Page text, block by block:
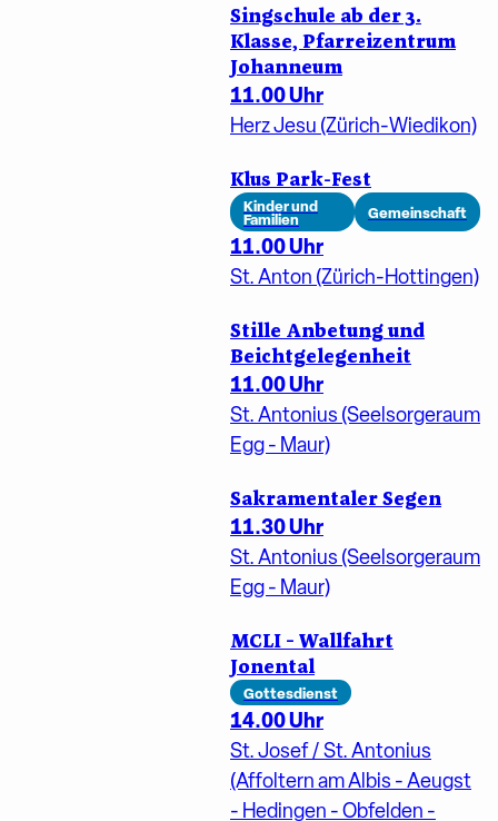
Singschule ab der 3.
Klasse, Pfarreizentrum
Johanneum
11.00 Uhr
Herz Jesu (Zürich-Wiedikon)
Klus Park-Fest
Kinder und
Familien Gemeinschaft
11.00 Uhr
St. Anton (Zürich-Hottingen)
Stille Anbetung und
Beichtgelegenheit
11.00 Uhr
St. Antonius (Seelsorgeraum
Egg - Maur)
Sakramentaler Segen
11.30 Uhr
St. Antonius (Seelsorgeraum
Egg - Maur)
MCLI - Wallfahrt
Jonental
Gottesdienst
14.00 Uhr
St. Josef / St. Antonius
(Affoltern am Albis - Aeugst
- Hedingen - Obfelden -